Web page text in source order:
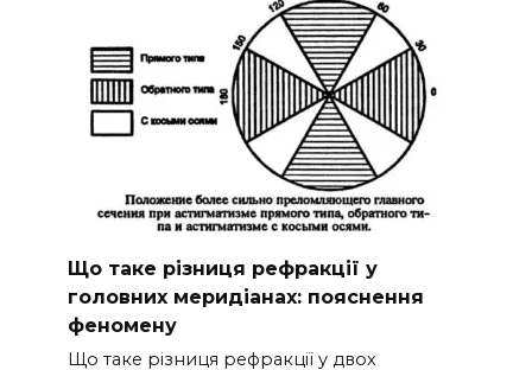
Що таке різниця рефракції у
головних меридіанах: пояснення
феномену
Що таке різниця рефракції у двох